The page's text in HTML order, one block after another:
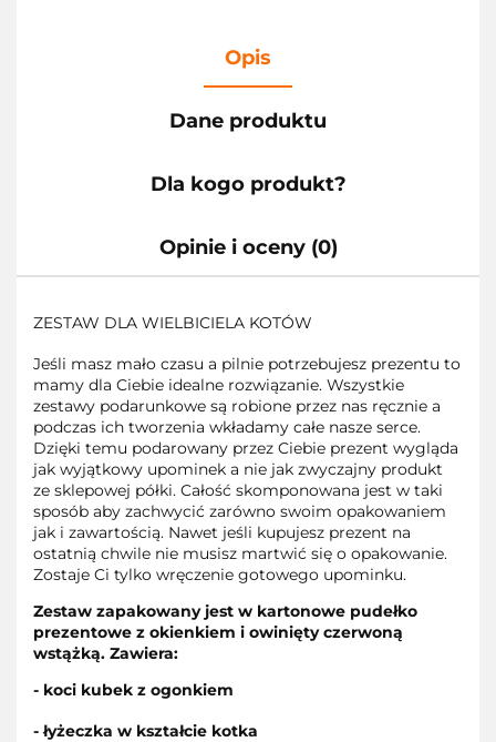
Opis
Dane produktu
Dla kogo produkt?
Opinie i oceny (0)
ZESTAW DLA WIELBICIELA KOTÓW
Jeśli masz mało czasu a pilnie potrzebujesz prezentu to
mamy dla Ciebie idealne rozwiązanie. Wszystkie
zestawy podarunkowe są robione przez nas ręcznie a
podczas ich tworzenia wkładamy całe nasze serce.
Dzięki temu podarowany przez Ciebie prezent wygląda
jak wyjątkowy upominek a nie jak zwyczajny produkt
ze sklepowej półki. Całość skomponowana jest w taki
sposób aby zachwycić zarówno swoim opakowaniem
jak i zawartością. Nawet jeśli kupujesz prezent na
ostatnią chwile nie musisz martwić się o opakowanie.
Zostaje Ci tylko wręczenie gotowego upominku.
Zestaw zapakowany jest w kartonowe pudełko
prezentowe z okienkiem i owinięty czerwoną
wstążką. Zawiera:
- koci kubek z ogonkiem
- łyżeczka w kształcie kotka